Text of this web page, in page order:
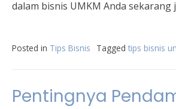
dalam bisnis UMKM Anda sekarang
Posted in Tips Bisnis Tagged tips bisnis
Pentingnya